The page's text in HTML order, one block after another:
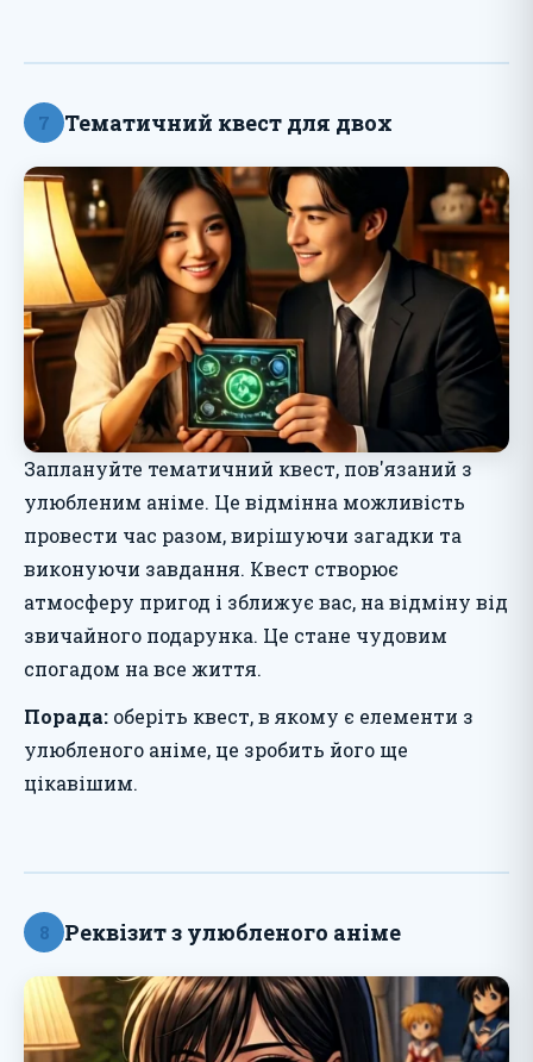
7 Тематичний квест для двох
Заплануйте тематичний квест, пов'язаний з
улюбленим аніме. Це відмінна можливість
провести час разом, вирішуючи загадки та
виконуючи завдання. Квест створює
атмосферу пригод і зближує вас, на відміну від
звичайного подарунка. Це стане чудовим
спогадом на все життя.
Порада: оберіть квест, в якому є елементи з
улюбленого аніме, це зробить його ще
цікавішим.
8 Реквізит з улюбленого аніме